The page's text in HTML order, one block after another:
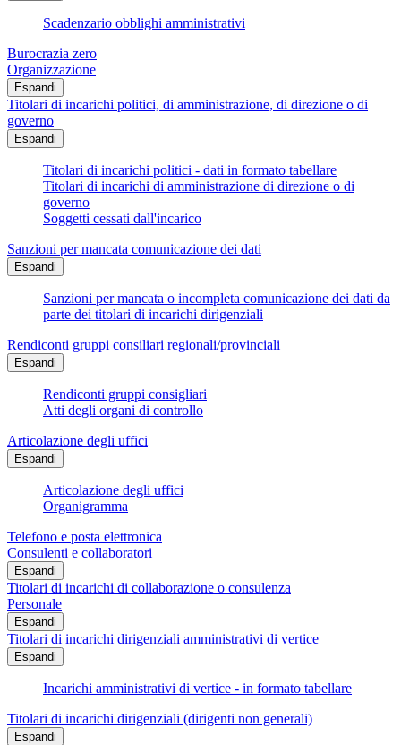
Scadenzario obblighi amministrativi
Burocrazia zero
Organizzazione
Espandi
Titolari di incarichi politici, di amministrazione, di direzione o di
governo
Espandi
Titolari di incarichi politici - dati in formato tabellare
Titolari di incarichi di amministrazione di direzione o di
governo
Soggetti cessati dall'incarico
Sanzioni per mancata comunicazione dei dati
Espandi
Sanzioni per mancata o incompleta comunicazione dei dati da
parte dei titolari di incarichi dirigenziali
Rendiconti gruppi consiliari regionali/provinciali
Espandi
Rendiconti gruppi consigliari
Atti degli organi di controllo
Articolazione degli uffici
Espandi
Articolazione degli uffici
Organigramma
Telefono e posta elettronica
Consulenti e collaboratori
Espandi
Titolari di incarichi di collaborazione o consulenza
Personale
Espandi
Titolari di incarichi dirigenziali amministrativi di vertice
Espandi
Incarichi amministrativi di vertice - in formato tabellare
Titolari di incarichi dirigenziali (dirigenti non generali)
Espandi